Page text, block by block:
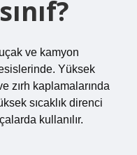
ve kamyon
Yüksek
zırh kaplamalarında
sıcaklık direnci
kullanılır.